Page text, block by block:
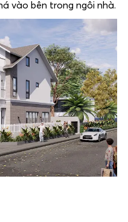
vào bên trong ngôi nhà.